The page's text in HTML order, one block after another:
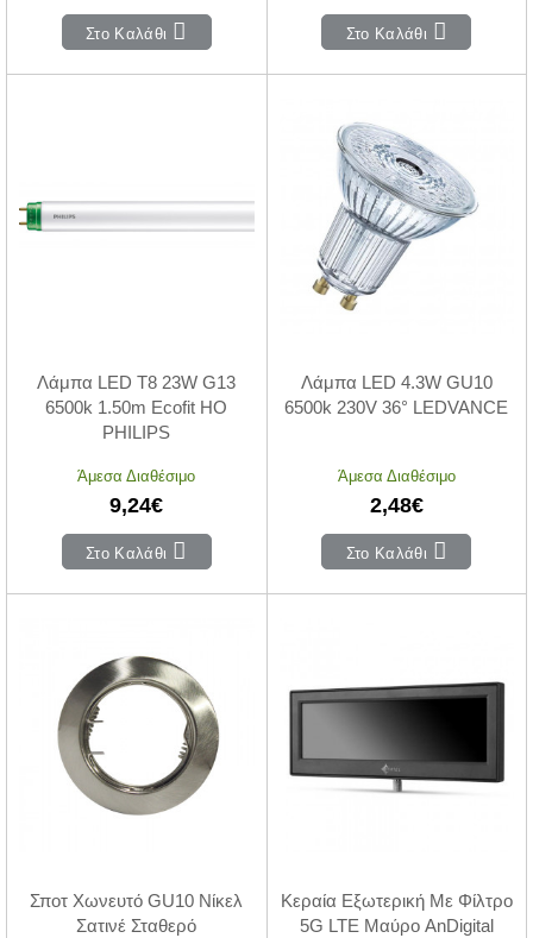
Στο Καλάθι Στο Καλάθι
Λάμπα LED T8 23W G13
6500k 1.50m Ecofit HO
PHILIPS
Άμεσα Διαθέσιμο
9,24€
Στο Καλάθι
Λάμπα LED 4.3W GU10
6500k 230V 36° LEDVANCE
Άμεσα Διαθέσιμο
2,48€
Στο Καλάθι
Σποτ Χωνευτό GU10 Νίκελ
Σατινέ Σταθερό
Κεραία Εξωτερική Με Φίλτρο
5G LTE Μαύρo AnDigital